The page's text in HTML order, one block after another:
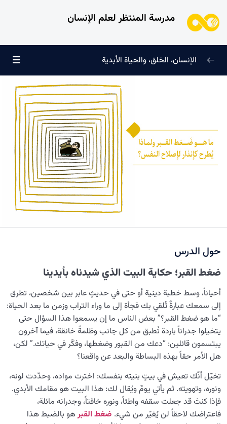
مدرسة المنتظر لعلم الإنسان
0/6
0/5
لماذا خُلقنا؟ 0/4
سرّ الفرح والسكينة الدائمة 0/13
0/13
نضوج الطفل الغالي للروح 0/8
القضاء والقدر والاختيار
الابتلاء والامتحان في مسيرة الحياة
الشيطان… العدوّ المبين 0/14
الأمراض الخفية للروح 0/15
معرفة الجنة والنار 0/22
النظرة الأبدية والاستعداد للآخرة 0/14
أهمية العلاقة بين الإدراك والرغبة: كيف يوجّه الإدراك مسارات
رغباتنا؟
الإنسان، الخلق، والحياة الأبدية
حول الدرس
ضغط القبر؛ حكاية البيت الذي شيدناه بأيدينا
أحياناً، وسط خطبة دينية أو حتى في حديثٍ عابر بين شخصين، تطرق
إلى سمعك عبارةٌ تُلقي بك فجأة إلى ما وراء التراب وزمن ما بعد الحياة:
“ما هو ضغط القبر؟” بعض الناس ما إن يسمعوا هذا السؤال حتى
يتخيلوا جدراناً باردة تُطبق من كل جانب وظلمةً خانقة، فيما آخرون
يبتسمون قائلين: “دعك من القبور وضغطها، وفكّر في حياتك.” لكن،
هل الأمر حقاً بهذه البساطة والبعد عن واقعنا؟
تخيّل أنّك تعيش في بيتٍ بنيته بنفسك: اخترت مواده، وحدّدت لونه،
ونوره، وتهويته. ثم يأتي يومٌ ويُقال لك: هذا البيت هو مقامك الأبدي.
فإذا كنتَ قد جعلت سقفه واطئاً، ونوره خافتاً، وجدرانه مائلة،
فاعتراضك لاحقاً لن يُغيّر من شيء. ضغط القبرهو بالضبط هذا